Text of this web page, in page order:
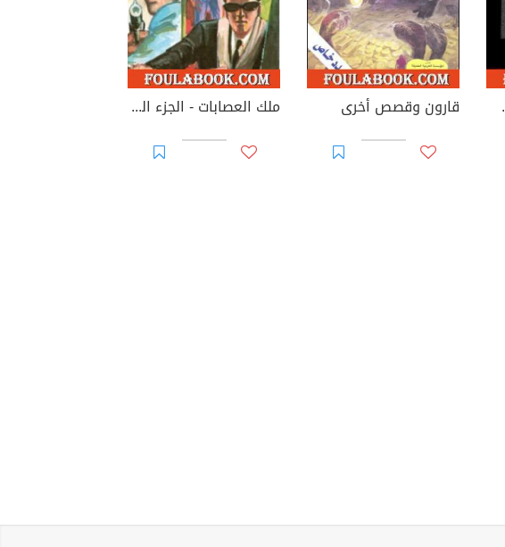
الثاني
قارون وقصص أخرى ملك العصابات - الجزء الثاني - سلسلة رجل المستحيل